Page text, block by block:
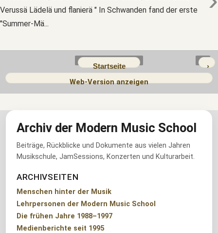
Verussä Lädelä und flanierä " In Schwanden fand der erste
"Summer-Mä...
›
Startseite
Web-Version anzeigen
Archiv der Modern Music School
Beiträge, Rückblicke und Dokumente aus vielen Jahren
Musikschule, JamSessions, Konzerten und Kulturarbeit.
ARCHIVSEITEN
Menschen hinter der Musik
Lehrpersonen der Modern Music School
Die frühen Jahre 1988–1997
Medienberichte seit 1995